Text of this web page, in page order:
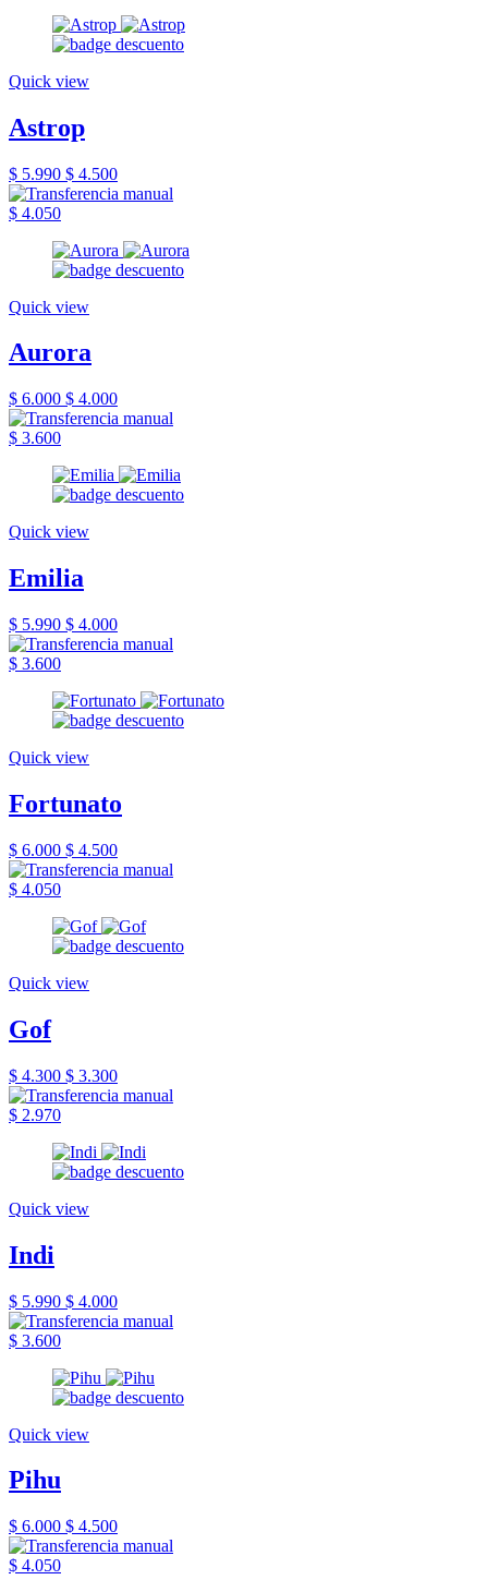
Quick view
Astrop
$ 5.990 $ 4.500
$ 4.050
Quick view
Aurora
$ 6.000 $ 4.000
$ 3.600
Quick view
Emilia
$ 5.990 $ 4.000
$ 3.600
Quick view
Fortunato
$ 6.000 $ 4.500
$ 4.050
Quick view
Gof
$ 4.300 $ 3.300
$ 2.970
Quick view
Indi
$ 5.990 $ 4.000
$ 3.600
Quick view
Pihu
$ 6.000 $ 4.500
$ 4.050